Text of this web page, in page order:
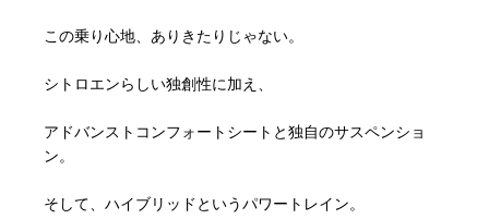
この乗り心地、ありきたりじゃない。
シトロエンらしい独創性に加え、
アドバンストコンフォートシートと独自のサスペンショ
ン。
そして、ハイブリッドというパワートレイン。